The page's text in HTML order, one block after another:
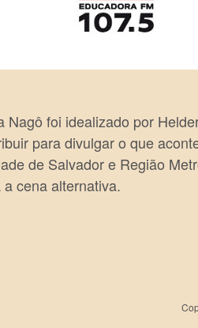
Nagô foi idealizado por
para divulgar o que
de Salvador e Região
cena alternativa.